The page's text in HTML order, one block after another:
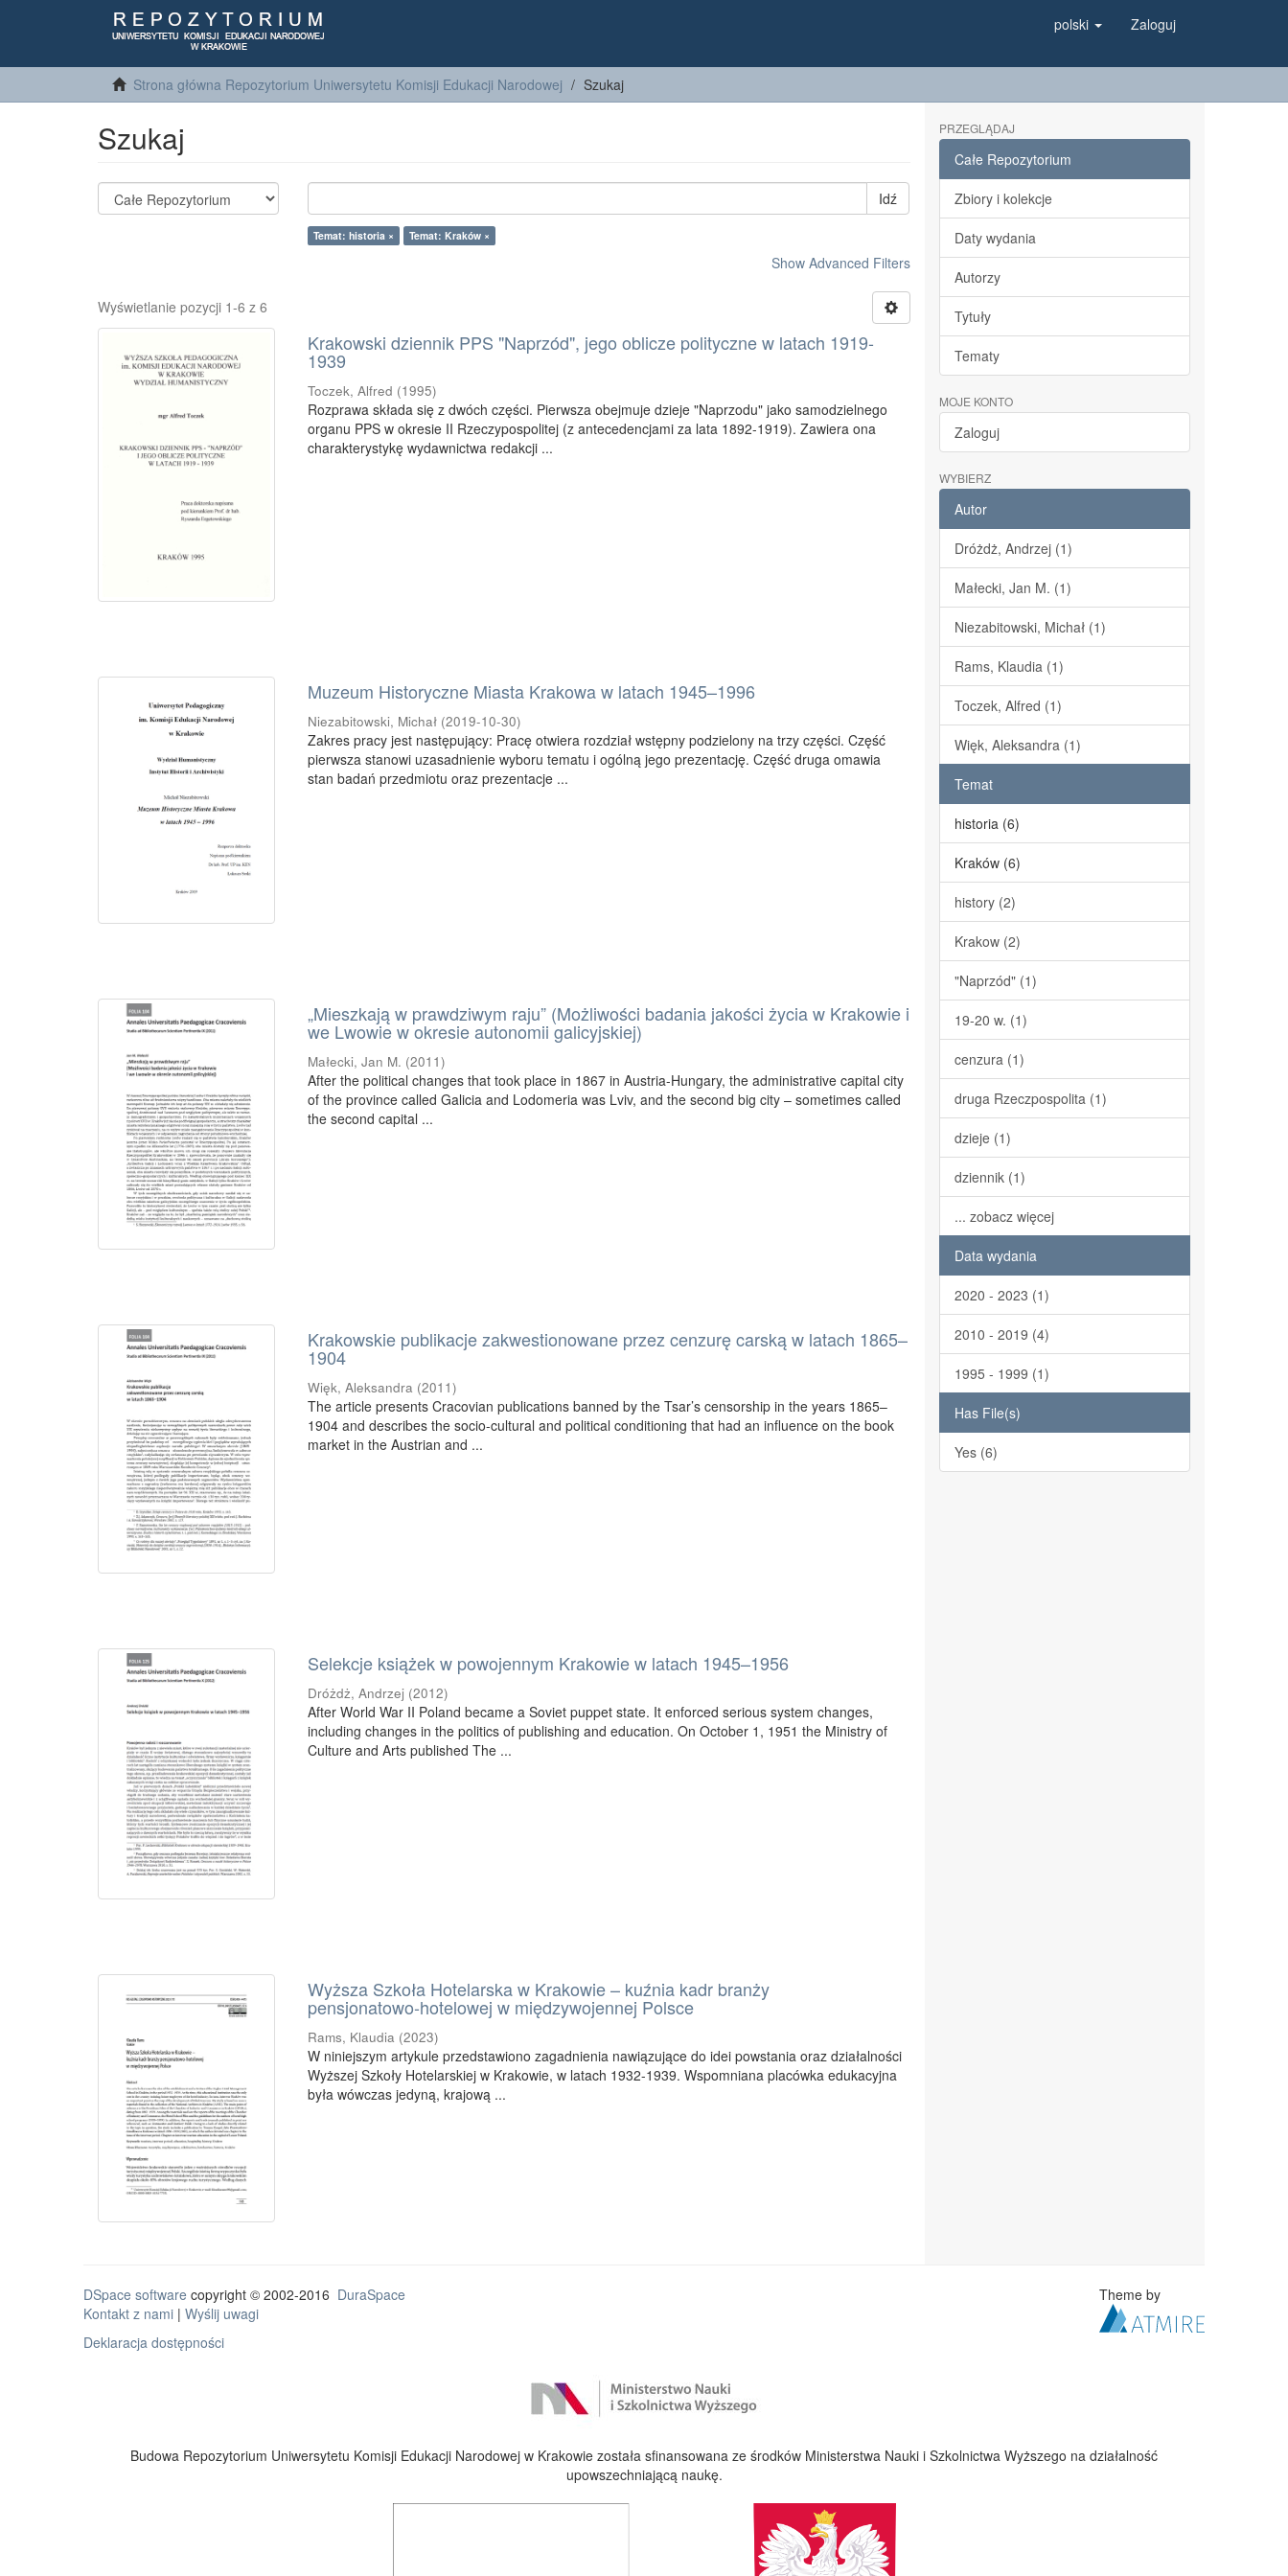
polski Zaloguj
Strona główna Repozytorium Uniwersytetu Komisji Edukacji Narodowej Szukaj
Szukaj
Idź
Temat: historia × Temat: Kraków ×
Show Advanced Filters
Wyświetlanie pozycji 1-6 z 6
Krakowski dziennik PPS "Naprzód", jego oblicze polityczne w latach 1919-
1939
Toczek, Alfred (1995)
Rozprawa składa się z dwóch części. Pierwsza obejmuje dzieje "Naprzodu" jako samodzielnego
organu PPS w okresie II Rzeczypospolitej (z antecedencjami za lata 1892-1919). Zawiera ona
charakterystykę wydawnictwa redakcji ...
Muzeum Historyczne Miasta Krakowa w latach 1945–1996
Niezabitowski, Michał (2019-10-30)
Zakres pracy jest następujący: Pracę otwiera rozdział wstępny podzielony na trzy części. Część
pierwsza stanowi uzasadnienie wyboru tematu i ogólną jego prezentację. Część druga omawia
stan badań przedmiotu oraz prezentacje ...
„Mieszkają w prawdziwym raju” (Możliwości badania jakości życia w Krakowie i
we Lwowie w okresie autonomii galicyjskiej)
Małecki, Jan M. (2011)
After the political changes that took place in 1867 in Austria-Hungary, the administrative capital city
of the province called Galicia and Lodomeria was Lviv, and the second big city – sometimes called
the second capital ...
Krakowskie publikacje zakwestionowane przez cenzurę carską w latach 1865–
1904
Więk, Aleksandra (2011)
The article presents Cracovian publications banned by the Tsar’s censorship in the years 1865–
1904 and describes the socio-cultural and political conditioning that had an influence on the book
market in the Austrian and ...
Selekcje książek w powojennym Krakowie w latach 1945–1956
Dróżdż, Andrzej (2012)
After World War II Poland became a Soviet puppet state. It enforced serious system changes,
including changes in the politics of publishing and education. On October 1, 1951 the Ministry of
Culture and Arts published The ...
Wyższa Szkoła Hotelarska w Krakowie – kuźnia kadr branży
pensjonatowo‑hotelowej w międzywojennej Polsce
Rams, Klaudia (2023)
W niniejszym artykule przedstawiono zagadnienia nawiązujące do idei powstania oraz działalności
Wyższej Szkoły Hotelarskiej w Krakowie, w latach 1932-1939. Wspomniana placówka edukacyjna
była wówczas jedyną, krajową ...
PRZEGLĄDAJ
Całe Repozytorium
Zbiory i kolekcje
Daty wydania
Autorzy
Tytuły
Tematy
MOJE KONTO
Zaloguj
WYBIERZ
Autor
Dróżdż, Andrzej (1)
Małecki, Jan M. (1)
Niezabitowski, Michał (1)
Rams, Klaudia (1)
Toczek, Alfred (1)
Więk, Aleksandra (1)
Temat
historia (6)
Kraków (6)
history (2)
Krakow (2)
"Naprzód" (1)
19-20 w. (1)
cenzura (1)
druga Rzeczpospolita (1)
dzieje (1)
dziennik (1)
... zobacz więcej
Data wydania
2020 - 2023 (1)
2010 - 2019 (4)
1995 - 1999 (1)
Has File(s)
Yes (6)
DSpace software copyright © 2002-2016 DuraSpace
Kontakt z nami | Wyślij uwagi
Deklaracja dostępności
Theme by
Budowa Repozytorium Uniwersytetu Komisji Edukacji Narodowej w Krakowie została sfinansowana ze środków Ministerstwa Nauki i Szkolnictwa Wyższego na działalność
upowszechniającą naukę.